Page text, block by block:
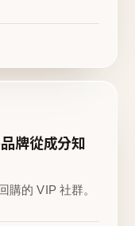
牌從成分知
購的 VIP 社群。